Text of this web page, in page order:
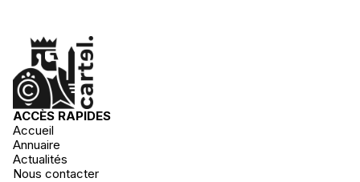
ACCÈS RAPIDES
Accueil
Annuaire
Actualités
Nous contacter